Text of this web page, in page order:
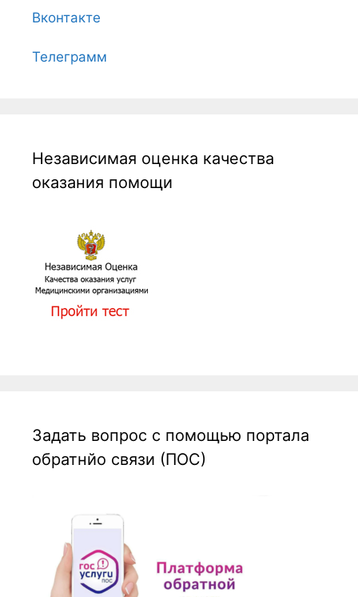
Вконтакте
Телеграмм
Независимая оценка качества
оказания помощи
Задать вопрос с помощью портала
обратнйо связи (ПОС)